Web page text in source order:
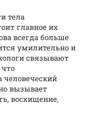
тела
главное их
всегда больше
умилительно и
связывают
человеческий
вызывает
восхищение,